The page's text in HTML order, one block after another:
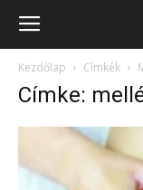
Kezdőlap Címkék
Címke: